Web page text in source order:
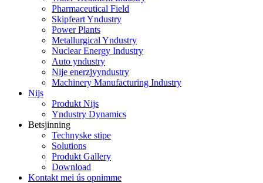
Pharmaceutical Field
Skipfeart Yndustry
Power Plants
Metallurgical Yndustry
Nuclear Energy Industry
Auto yndustry
Nije enerzjyyndustry
Machinery Manufacturing Industry
Nijs
Produkt Nijs
Yndustry Dynamics
Betsjinning
Technyske stipe
Solutions
Produkt Gallery
Download
Kontakt mei ús opnimme